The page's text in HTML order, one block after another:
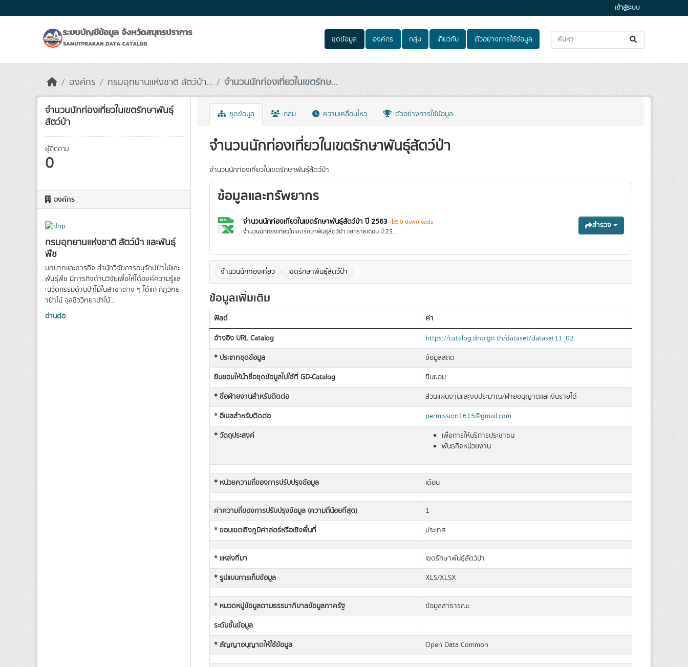
เข้าสู่ระบบ
ชุดข้อมูล องค์กร กลุ่ม เกี่ยวกับ ตัวอย่างการใช้ข้อมูล
องค์กร กรมอุทยานแห่งชาติ สัตว์ป่า... จำนวนนักท่องเที่ยวในเขตรักษ...
จำนวนนักท่องเที่ยวในเขตรักษาพันธุ์
สัตว์ป่า
ผู้ติดตาม
0
องค์กร
กรมอุทยานแห่งชาติ สัตว์ป่า และพันธุ์
พืช
บทบาทและภารกิจ สำนักวิจัยการอนุรักษ์ป่าไม้และ
พันธุ์พืช มีภารกิจด้านวิจัยเพื่อให้ได้องค์ความรู้แล
ะนวัตกรรมด้านป่าไม้ในสาขาต่าง ๆ ได้แก่ กีฏวิทย
าป่าไม้ จุลชีววิทยาป่าไม้...
อ่านต่อ
ชุดข้อมูล กลุ่ม ความเคลื่อนไหว ตัวอย่างการใช้ข้อมูล
จำนวนนักท่องเที่ยวในเขตรักษาพันธุ์สัตว์ป่า
จำนวนนักท่องเที่ยวในเขตรักษาพันธุ์สัตว์ป่า
ข้อมูลและทรัพยากร
จำนวนนักท่องเที่ยวในเขตรักษาพันธุ์สัตว์ป่า ปี 2563
0 downloads
จำนวนนักท่องเที่ยวในเขตรักษาพันธุ์สัตว์ป่า แยกรายเดือน ปี 2563
สำรวจ
จำนวนนักท่องเที่ยว เขตรักษาพันธุ์สัตว์ป่า
ข้อมูลเพิ่มเติม
ฟิลด์
ค่า
อ้างอิง URL Catalog
https://catalog.dnp.go.th/dataset/dataset11_02
* ประเภทชุดข้อมูล
ข้อมูลสถิติ
ยินยอมให้นำชื่อชุดข้อมูลไปใช้ที่ GD-Catalog
ยินยอม
* ชื่อฝ่ายงานสำหรับติดต่อ
ส่วนแผนงานและงบประมาณ/ฝ่ายอนุญาตและเงินรายได้
* อีเมลสำหรับติดต่อ
permission1615@gmail.com
* วัตถุประสงค์
เพื่อการให้บริการประชาชน
พันธกิจหน่วยงาน
* หน่วยความถี่ของการปรับปรุงข้อมูล เดือน
ค่าความถี่ของการปรับปรุงข้อมูล (ความถี่น้อยที่สุด)
1
* ขอบเขตเชิงภูมิศาสตร์หรือเชิงพื้นที่
ประเทศ
* แหล่งที่มา
เขตรักษาพันธุ์สัตว์ป่า
* รูปแบบการเก็บข้อมูล
XLS/XLSX
* หมวดหมู่ข้อมูลตามธรรมาภิบาลข้อมูลภาครัฐ
ข้อมูลสาธารณะ
ระดับชั้นข้อมูล
* สัญญาอนุญาตให้ใช้ข้อมูล
Open Data Common